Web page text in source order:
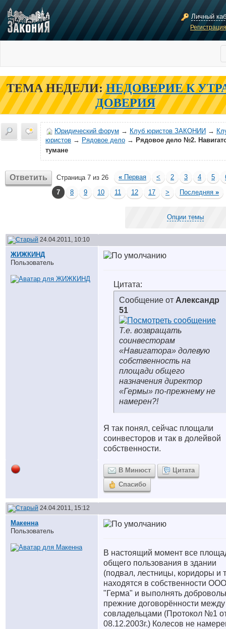
Личный
ТЕМА НЕДЕЛИ: НЕДОВЕРИЕ К
ДОВЕРИЯ
Юридический форум → Клуб юристов ЗАКОНИИ →
юристов → Рядовое дело → Рядовое дело №2.
тумане
Ответить Страница 7 из 26 « Первая < 2 3 4 5
7
8 9 10 11 12 17 > Последняя »
Опции темы
24.04.2011, 10:10
ЖИЖКИНД
Пользователь
Цитата:
Сообщение от Александр
51
Т.е. возвращать
соинвесторам
«Навигатора» долевую
собственность на
площади общего
назначения директор
«Гермы» по-прежнему не
намерен?!
Я так понял, сейчас площали
соинвесторов и так в долейвой
собственности.
В Минюст
Цитата
Спасибо
24.04.2011, 15:12
Макенна
Пользователь
В настоящий момент все
общего пользования в здании
(подвал, лестницы, коридоры и
находятся в собственности ООО
"Герма" и выполнять
прежние договорённости между
совладельцами (Протокол №1
08.12.2003г.) Колесов не